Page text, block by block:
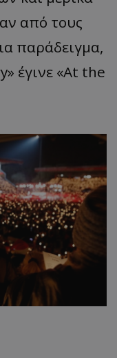
από τους
παράδειγμα,
έγινε «At the